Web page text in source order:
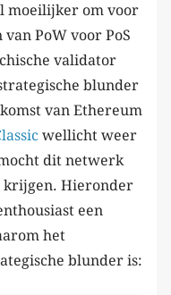
moeilijker om voor
PoW voor PoS
validator
blunder
van Ethereum
wellicht weer
dit netwerk
krijgen. Hieronder
een
het
blunder is: